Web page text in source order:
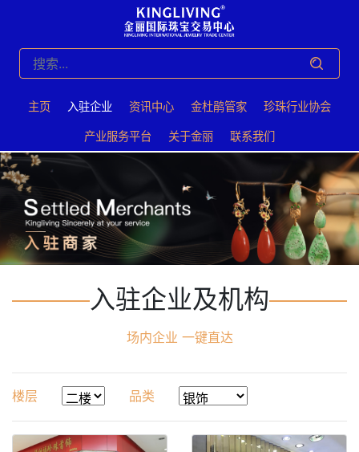
主页 入驻企业 资讯中心 ⾦杜鹃管家 珍珠⾏业协会
产业服务平台 关于⾦丽 联系我们
入驻企业及机构
场内企业 一键直达
楼层 品类